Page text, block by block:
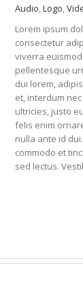
Audio,Logo,
Lorem ipsum
consectetur
viverra
pellentesque
dui lorem,
et, interdum
ultricies, justo
felis enim
nulla ante id
commodo et
sed lectus.